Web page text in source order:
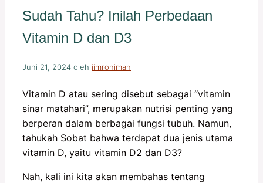
Sudah Tahu? Inilah Perbedaan
Vitamin D dan D3
Juni 21, 2024 oleh iimrohimah
Vitamin D atau sering disebut sebagai “vitamin
sinar matahari”, merupakan nutrisi penting yang
berperan dalam berbagai fungsi tubuh. Namun,
tahukah Sobat bahwa terdapat dua jenis utama
vitamin D, yaitu vitamin D2 dan D3?
Nah, kali ini kita akan membahas tentang